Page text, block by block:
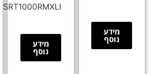
מידע
נוסף
SRT1000RMXLI
מידע
נוסף